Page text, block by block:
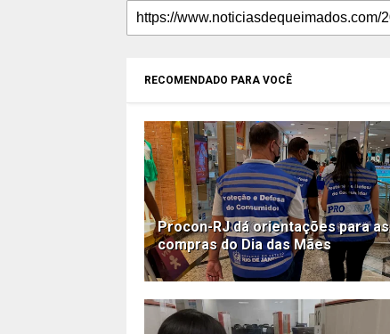
RECOMENDADO PARA VOCÊ
Procon-RJ dá orientações para as
compras do Dia das Mães